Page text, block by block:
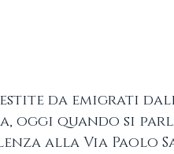
da emigrati
oggi quando si
alla Via Paolo